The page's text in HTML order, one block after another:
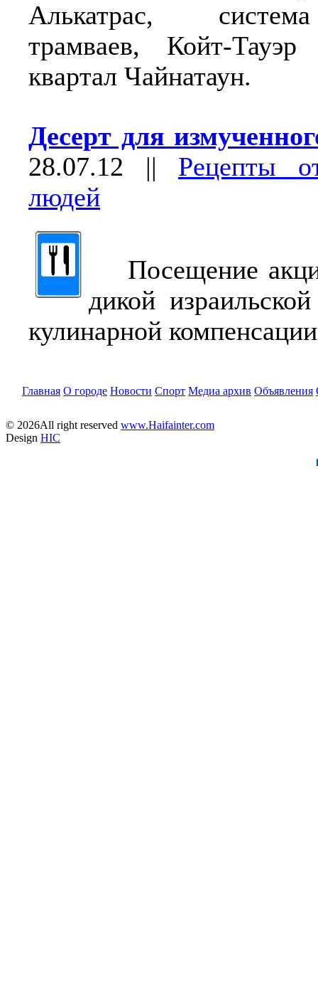
Алькатрас,
трамваев, Койт-
квартал Чайнатаун.
Десерт для
28.07.12 || Рецепты
людей
Посещение
дикой
кулинарной
Главная О городе Новости Спорт Медиа архив Объявления
© 2026All right reserved www.Haifainter.com
Design HIC